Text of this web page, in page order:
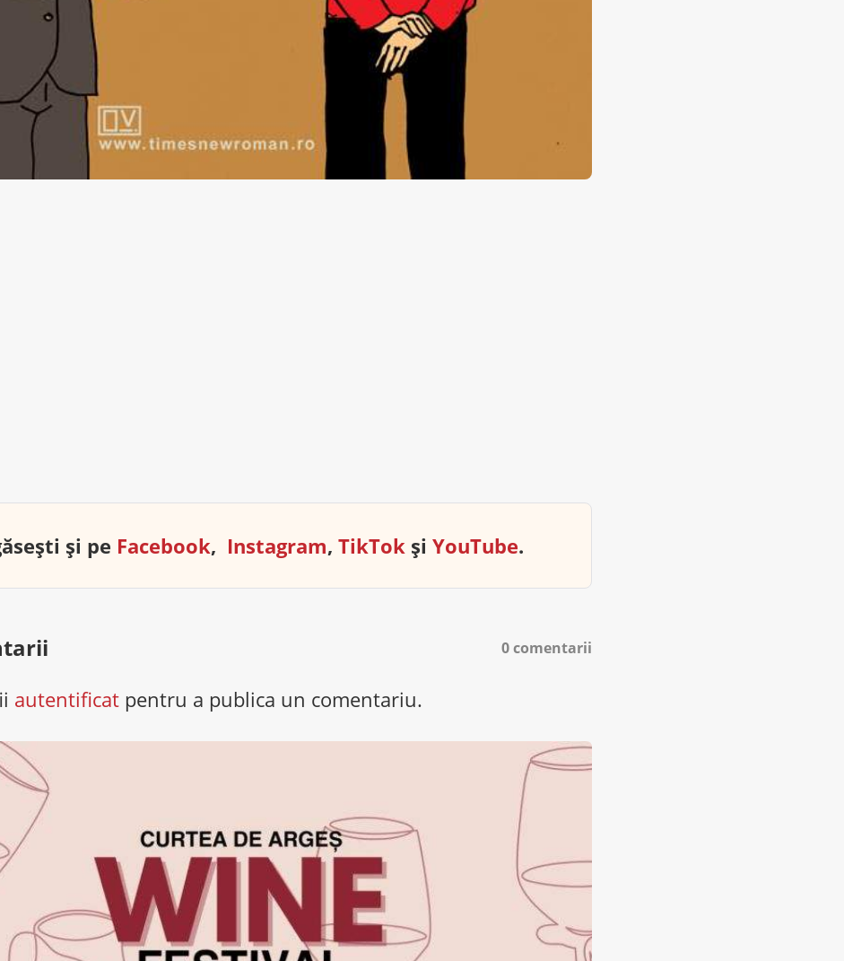
și pe Facebook, Instagram,TikTok șiYouTube.
0 comentarii
autentificatpentru a publica un comentariu.